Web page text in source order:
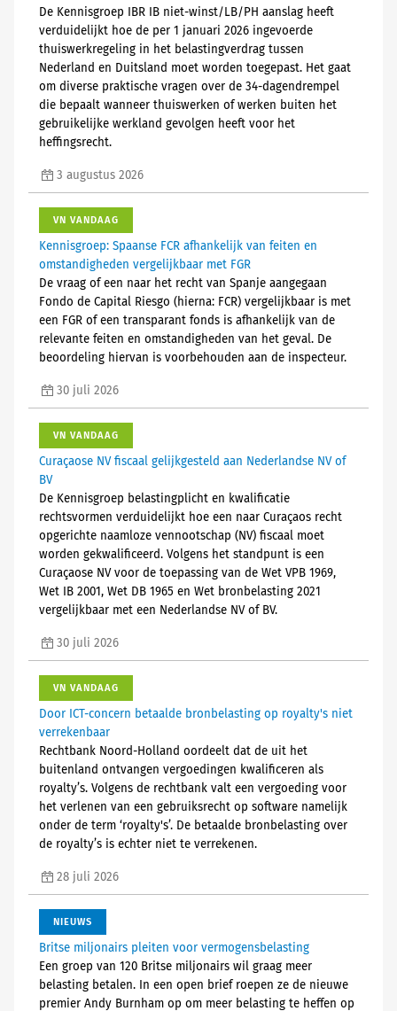
De Kennisgroep IBR IB niet-winst/LB/PH aanslag heeft
verduidelijkt hoe de per 1 januari 2026 ingevoerde
thuiswerkregeling in het belastingverdrag tussen
Nederland en Duitsland moet worden toegepast. Het gaat
om diverse praktische vragen over de 34-dagendrempel
die bepaalt wanneer thuiswerken of werken buiten het
gebruikelijke werkland gevolgen heeft voor het
heffingsrecht.
3 augustus 2026
VN VANDAAG
Kennisgroep: Spaanse FCR afhankelijk van feiten en
omstandigheden vergelijkbaar met FGR
De vraag of een naar het recht van Spanje aangegaan
Fondo de Capital Riesgo (hierna: FCR) vergelijkbaar is met
een FGR of een transparant fonds is afhankelijk van de
relevante feiten en omstandigheden van het geval. De
beoordeling hiervan is voorbehouden aan de inspecteur.
30 juli 2026
VN VANDAAG
Curaçaose NV fiscaal gelijkgesteld aan Nederlandse NV of
BV
De Kennisgroep belastingplicht en kwalificatie
rechtsvormen verduidelijkt hoe een naar Curaçaos recht
opgerichte naamloze vennootschap (NV) fiscaal moet
worden gekwalificeerd. Volgens het standpunt is een
Curaçaose NV voor de toepassing van de Wet VPB 1969,
Wet IB 2001, Wet DB 1965 en Wet bronbelasting 2021
vergelijkbaar met een Nederlandse NV of BV.
30 juli 2026
VN VANDAAG
Door ICT-concern betaalde bronbelasting op royalty's niet
verrekenbaar
Rechtbank Noord-Holland oordeelt dat de uit het
buitenland ontvangen vergoedingen kwalificeren als
royalty’s. Volgens de rechtbank valt een vergoeding voor
het verlenen van een gebruiksrecht op software namelijk
onder de term ‘royalty's’. De betaalde bronbelasting over
de royalty’s is echter niet te verrekenen.
28 juli 2026
NIEUWS
Britse miljonairs pleiten voor vermogensbelasting
Een groep van 120 Britse miljonairs wil graag meer
belasting betalen. In een open brief roepen ze de nieuwe
premier Andy Burnham op om meer belasting te heffen op